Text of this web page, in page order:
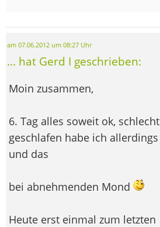
am 07.06.2012 um 08:27 Uhr
... hat Gerd I geschrieben:
Moin zusammen,
6. Tag alles soweit ok, schlecht
geschlafen habe ich allerdings
und das
bei abnehmenden Mond
Heute erst einmal zum letzten